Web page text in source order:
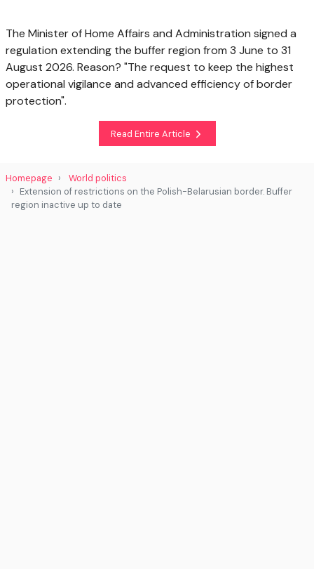
The Minister of Home Affairs and Administration signed a
regulation extending the buffer region from 3 June to 31
August 2026. Reason? "The request to keep the highest
operational vigilance and advanced efficiency of border
protection".
Read Entire Article
Homepage
World politics
Extension of restrictions on the Polish-Belarusian border. Buffer
region inactive up to date